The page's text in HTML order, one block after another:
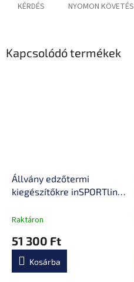
KÉRDÉS NYOMON KÖVETÉS
Kapcsolódó termékek
Állvány edzőtermi
kiegészítőkre inSPORTline
Raktáron
51 300 Ft
Kosárba